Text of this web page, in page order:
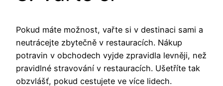
Pokud máte možnost, vařte si v destinaci sami a
neutrácejte zbytečně v restauracích. Nákup
potravin v obchodech vyjde zpravidla levněji, než
pravidlné stravování v restauracích. Ušetříte tak
obzvlášť, pokud cestujete ve více lidech.